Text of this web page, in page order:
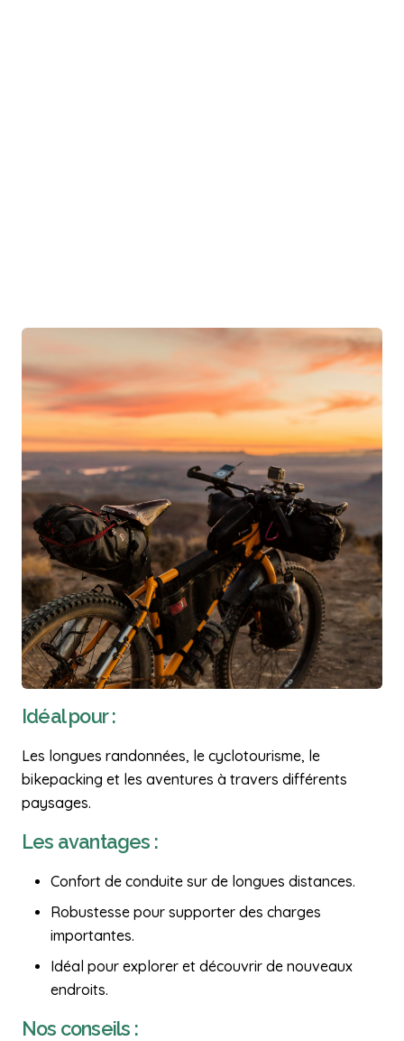
Idéal pour :
Les longues randonnées, le cyclotourisme, le
bikepacking et les aventures à travers différents
paysages.
Les avantages :
Confort de conduite sur de longues distances.
Robustesse pour supporter des charges
importantes.
Idéal pour explorer et découvrir de nouveaux
endroits.
Nos conseils :